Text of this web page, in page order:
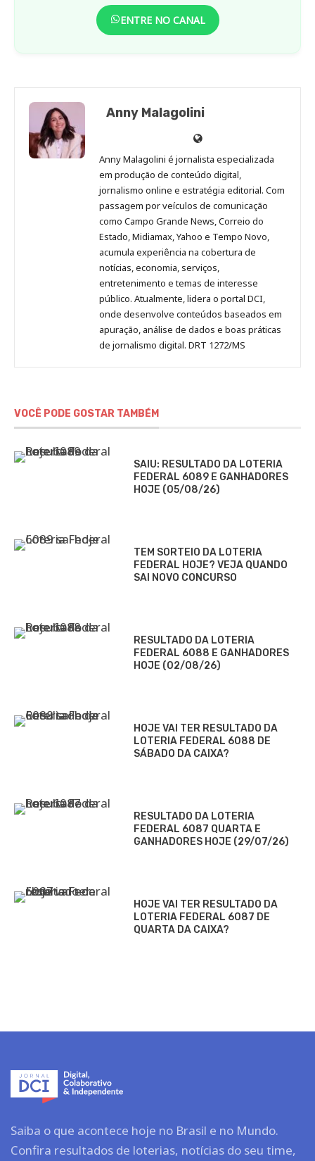
ENTRE NO CANAL
Anny Malagolini
Malagolini
no
Pinterest
Malagolini
no
LinkedIn
Malagolini
no
Instagram
Anny
Malagolini
no
Facebook
Site
de
Anny
Malagolini
Anny Malagolini é jornalista especializada
em produção de conteúdo digital,
jornalismo online e estratégia editorial. Com
passagem por veículos de comunicação
como Campo Grande News, Correio do
Estado, Midiamax, Yahoo e Tempo Novo,
acumula experiência na cobertura de
notícias, economia, serviços,
entretenimento e temas de interesse
público. Atualmente, lidera o portal DCI,
onde desenvolve conteúdos baseados em
apuração, análise de dados e boas práticas
de jornalismo digital. DRT 1272/MS
VOCÊ PODE GOSTAR TAMBÉM
SAIU: RESULTADO DA LOTERIA
FEDERAL 6089 E GANHADORES
HOJE (05/08/26)
TEM SORTEIO DA LOTERIA
FEDERAL HOJE? VEJA QUANDO
SAI NOVO CONCURSO
RESULTADO DA LOTERIA
FEDERAL 6088 E GANHADORES
HOJE (02/08/26)
HOJE VAI TER RESULTADO DA
LOTERIA FEDERAL 6088 DE
SÁBADO DA CAIXA?
RESULTADO DA LOTERIA
FEDERAL 6087 QUARTA E
GANHADORES HOJE (29/07/26)
HOJE VAI TER RESULTADO DA
LOTERIA FEDERAL 6087 DE
QUARTA DA CAIXA?
Saiba o que acontece hoje no Brasil e no Mundo.
Confira resultados de loterias, notícias do seu time,